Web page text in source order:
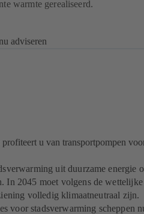
warmte gerealiseerd.
adviseren
u van transportpompen
uit duurzame energie
In 2045 moet volgens de wettelijke
volledig klimaatneutraal zijn.
voor stadsverwarming scheppen